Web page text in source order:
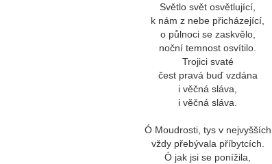
Světlo svět osvětlující,
k nám z nebe přicházející,
o půlnoci se zaskvělo,
noční temnost osvítilo.
Trojici svaté
čest pravá buď vzdána
i věčná sláva,
i věčná sláva.
Ó Moudrosti, tys v nejvyšších
vždy přebývala příbytcích.
Ó jak jsi se ponížila,